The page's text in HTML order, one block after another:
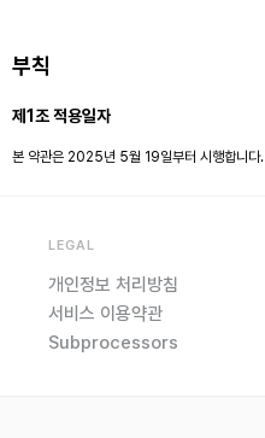
부칙
제1조 적용일자
본 약관은 2025년 5월 19일부터 시행합니다.
LEGAL
개인정보 처리방침
서비스 이용약관
Subprocessors